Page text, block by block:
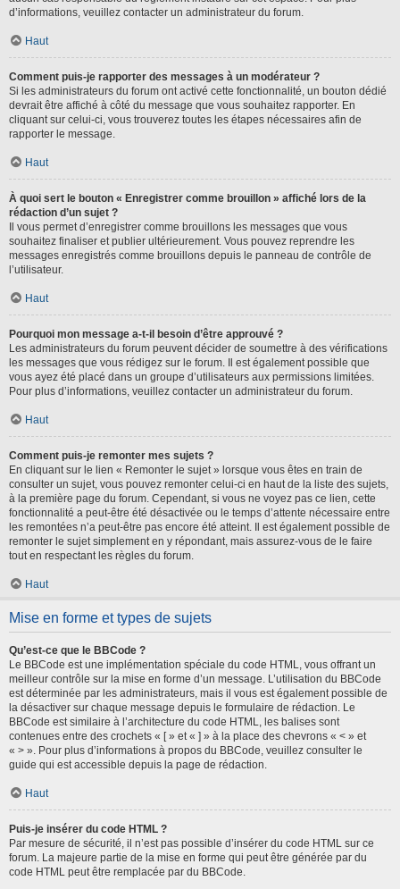
d’informations, veuillez contacter un administrateur du forum.
Haut
Comment puis-je rapporter des messages à un modérateur ?
Si les administrateurs du forum ont activé cette fonctionnalité, un bouton dédié
devrait être affiché à côté du message que vous souhaitez rapporter. En
cliquant sur celui-ci, vous trouverez toutes les étapes nécessaires afin de
rapporter le message.
Haut
À quoi sert le bouton « Enregistrer comme brouillon » affiché lors de la
rédaction d’un sujet ?
Il vous permet d’enregistrer comme brouillons les messages que vous
souhaitez finaliser et publier ultérieurement. Vous pouvez reprendre les
messages enregistrés comme brouillons depuis le panneau de contrôle de
l’utilisateur.
Haut
Pourquoi mon message a-t-il besoin d’être approuvé ?
Les administrateurs du forum peuvent décider de soumettre à des vérifications
les messages que vous rédigez sur le forum. Il est également possible que
vous ayez été placé dans un groupe d’utilisateurs aux permissions limitées.
Pour plus d’informations, veuillez contacter un administrateur du forum.
Haut
Comment puis-je remonter mes sujets ?
En cliquant sur le lien « Remonter le sujet » lorsque vous êtes en train de
consulter un sujet, vous pouvez remonter celui-ci en haut de la liste des sujets,
à la première page du forum. Cependant, si vous ne voyez pas ce lien, cette
fonctionnalité a peut-être été désactivée ou le temps d’attente nécessaire entre
les remontées n’a peut-être pas encore été atteint. Il est également possible de
remonter le sujet simplement en y répondant, mais assurez-vous de le faire
tout en respectant les règles du forum.
Haut
Mise en forme et types de sujets
Qu’est-ce que le BBCode ?
Le BBCode est une implémentation spéciale du code HTML, vous offrant un
meilleur contrôle sur la mise en forme d’un message. L’utilisation du BBCode
est déterminée par les administrateurs, mais il vous est également possible de
la désactiver sur chaque message depuis le formulaire de rédaction. Le
BBCode est similaire à l’architecture du code HTML, les balises sont
contenues entre des crochets « [ » et « ] » à la place des chevrons « < » et
« > ». Pour plus d’informations à propos du BBCode, veuillez consulter le
guide qui est accessible depuis la page de rédaction.
Haut
Puis-je insérer du code HTML ?
Par mesure de sécurité, il n’est pas possible d’insérer du code HTML sur ce
forum. La majeure partie de la mise en forme qui peut être générée par du
code HTML peut être remplacée par du BBCode.